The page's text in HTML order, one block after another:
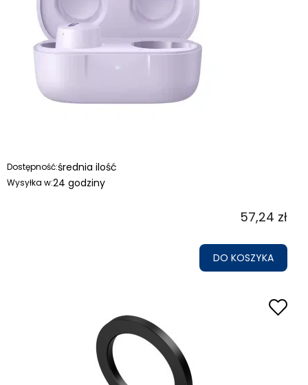
Dostępność:średnia ilość
Wysyłka w:24 godziny
57,24 zł
DO KOSZYKA